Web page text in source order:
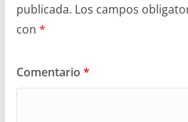
publicada. Los campos
con *
Comentario *